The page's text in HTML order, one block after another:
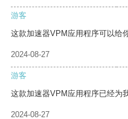
游客
这款加速器VPM应用程序可以给
2024-08-27
游客
这款加速器VPM应用程序已经为
2024-08-27